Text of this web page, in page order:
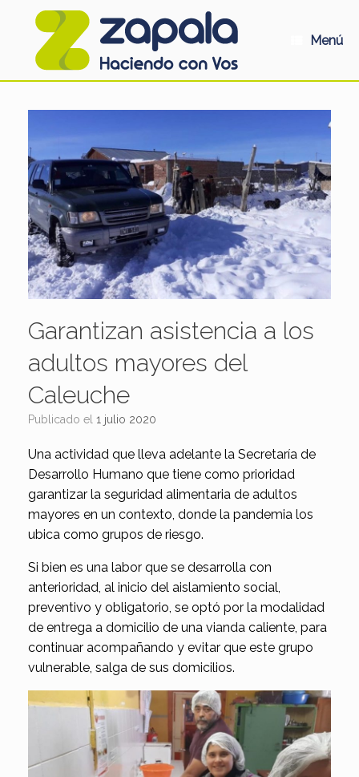
Menú
Garantizan asistencia a los
adultos mayores del
Caleuche
Publicado el 1 julio 2020
Una actividad que lleva adelante la Secretaría de
Desarrollo Humano que tiene como prioridad
garantizar la seguridad alimentaria de adultos
mayores en un contexto, donde la pandemia los
ubica como grupos de riesgo.
Si bien es una labor que se desarrolla con
anterioridad, al inicio del aislamiento social,
preventivo y obligatorio, se optó por la modalidad
de entrega a domicilio de una vianda caliente, para
continuar acompañando y evitar que este grupo
vulnerable, salga de sus domicilios.